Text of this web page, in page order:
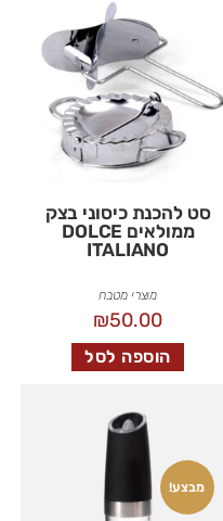
סט להכנת כיסוני בצק
ממולאים DOLCE
ITALIANO
מוצרי מטבח
₪50.00
הוספה לסל
מבצע!